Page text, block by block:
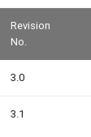
Revision
No.
3.0
3.1